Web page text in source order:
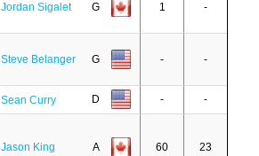
Jordan Sigalet G 1 -
Steve Belanger G - -
Sean Curry D - -
Jason King A 60 23